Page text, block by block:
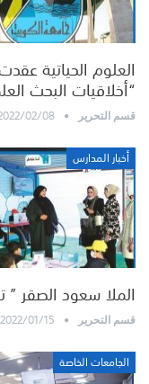
العلوم الحياتية
“أخلاقيات البحث
قسم التحرير 02/08
أخبار المدارس
الملا سعود الصقر ”
قسم التحرير 2022/01/15
الجامعات الخاصة